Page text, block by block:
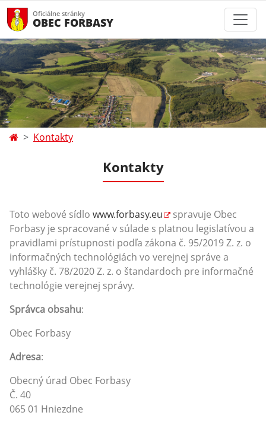
Oficiálne stránky
OBEC FORBASY
Kontakty
Kontakty
Toto webové sídlo www.forbasy.eu
spravuje Obec
Forbasy je spracované v súlade s platnou legislatívou a
pravidlami prístupnosti podľa zákona č. 95/2019 Z. z. o
informačných technológiách vo verejnej správe a
vyhlášky č. 78/2020 Z. z. o štandardoch pre informačné
technológie verejnej správy.
Správca obsahu:
Obec Forbasy
Adresa:
Obecný úrad Obec Forbasy
Č. 40
065 01 Hniezdne